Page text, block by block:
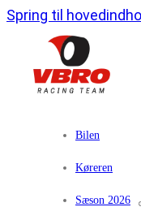
Spring til
Bilen
Køreren
Sæson 2026